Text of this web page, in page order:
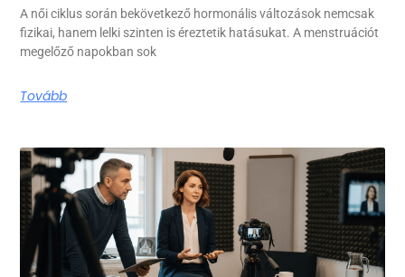
A női ciklus során bekövetkező hormonális változások nemcsak
fizikai, hanem lelki szinten is éreztetik hatásukat. A menstruációt
megelőző napokban sok
Tovább